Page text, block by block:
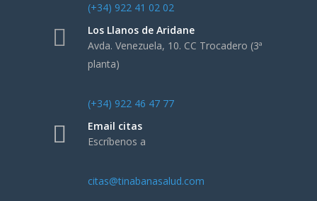
(+34) 922 41 02 02
Los Llanos de Aridane
Avda. Venezuela, 10. CC Trocadero (3ª
planta)
(+34) 922 46 47 77
Email citas
Escríbenos a
citas@tinabanasalud.com